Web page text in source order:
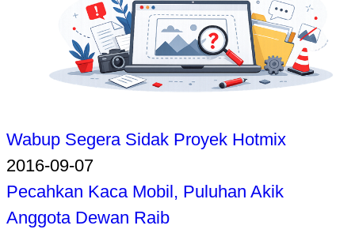
Wabup Segera Sidak Proyek Hotmix
2016-09-07
Pecahkan Kaca Mobil, Puluhan Akik
Anggota Dewan Raib